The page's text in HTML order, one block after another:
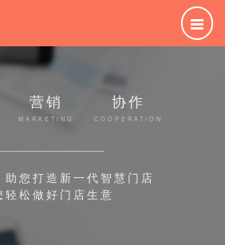
营销
MARKETING
协作
COOPERATION
助您打造新一代智慧门店
轻松做好门店生意